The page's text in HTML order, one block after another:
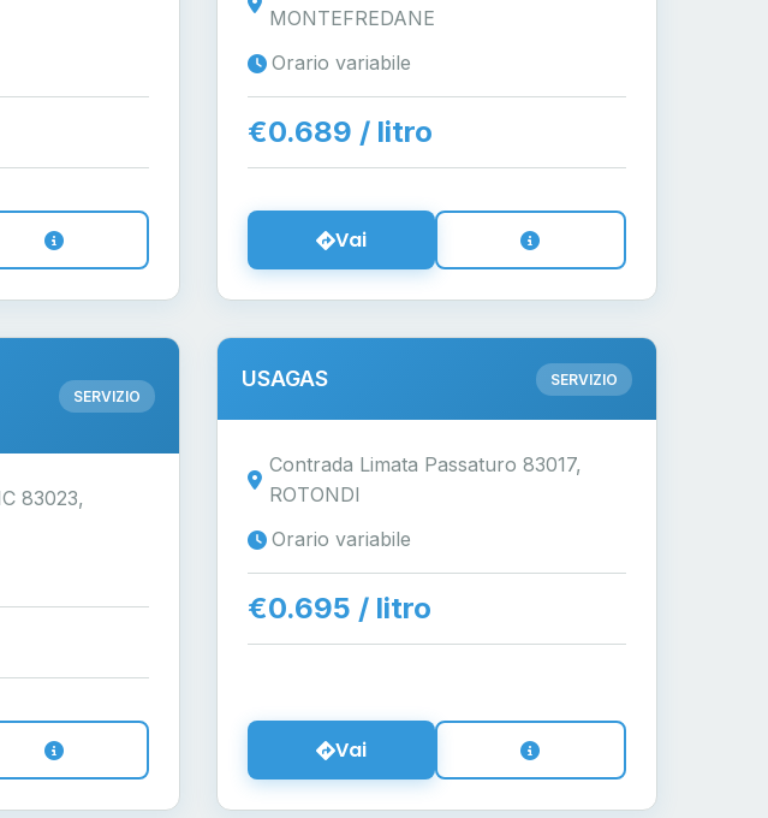
MONTEFREDANE
Orario variabile
€0.689 / litro
Vai
SERVIZIO
83023,
USAGAS SERVIZIO
Contrada Limata Passaturo 83017,
ROTONDI
Orario variabile
€0.695 / litro
Vai